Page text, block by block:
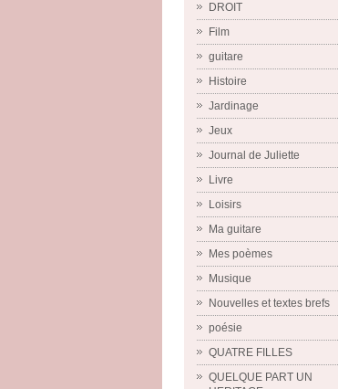
DROIT
Film
guitare
Histoire
Jardinage
Jeux
Journal de Juliette
Livre
Loisirs
Ma guitare
Mes poèmes
Musique
Nouvelles et textes brefs
poésie
QUATRE FILLES
QUELQUE PART UN